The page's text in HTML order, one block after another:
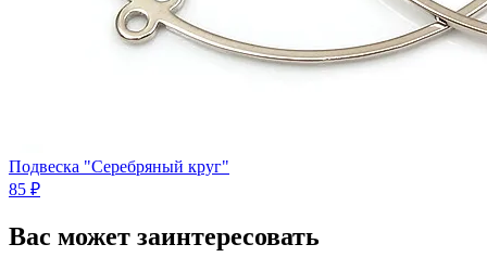
Подвеска "Серебряный круг"
85 ₽
Вас может заинтересовать